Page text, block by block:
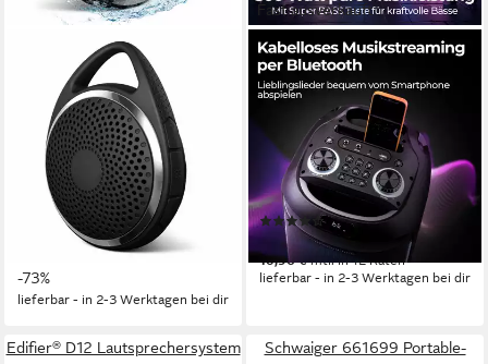
STELLARLUMA
Bluetooth Lautsprecher Box
Urlaub Tragbar Dusche Bad
Outdoor Mikrofon Bluetooth-
Lautsprecher
Gesamtleistung
4 Std. Max. Akkulaufzeit
0,13 kg Gewicht
79,90 €
-73%
lieferbar - in 2-3 Werktagen bei dir
Fast ausverkauft
REFLEXION
PSX40BT Discobeleuchtung
mit Modi-Auswahl Party-
Lautsprecher
Bluetooth Netzwerkstandard
500 W Gesamtleistung
10 Std. Max. Akkulaufzeit
(25)
ab 119,99 €
10,96 €mtl. in 12 Raten
lieferbar - in 2-3 Werktagen bei dir
Edifier® D12 Lautsprechersystem
Schwaiger 661699 Portable-